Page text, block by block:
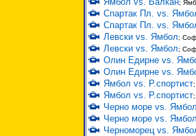
;
Спартак Пл. vs.
Спартак Пл. vs.
Левски vs. Ямбол;
Левски vs. Ямбол;
Олин Едирне vs.
Олин Едирне vs.
Ямбол vs. Р.спортист
Ямбол vs. Р.спортист
Черно море vs. Ямбол
Черно море vs. Ямбол
Черноморец vs.